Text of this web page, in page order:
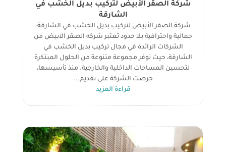
شركة الصقر الأبيض لتركيب بديل الخشب في
الشارقة
شركة الصقر الأبيض لتركيب بديل الخشب في الشارقة:
جمالية واحترافية بلا حدود تعتبر شركه الصقر الابيض من
الشركات الرائدة في مجال تركيب بديل الخشب في
الشارقة، حيث توفر مجموعة متنوعة من الحلول المبتكرة
لتحسين المساحات الداخلية والخارجية. منذ تأسيسها،
حرصت الشركة على تقديم...
قراءة المزيد